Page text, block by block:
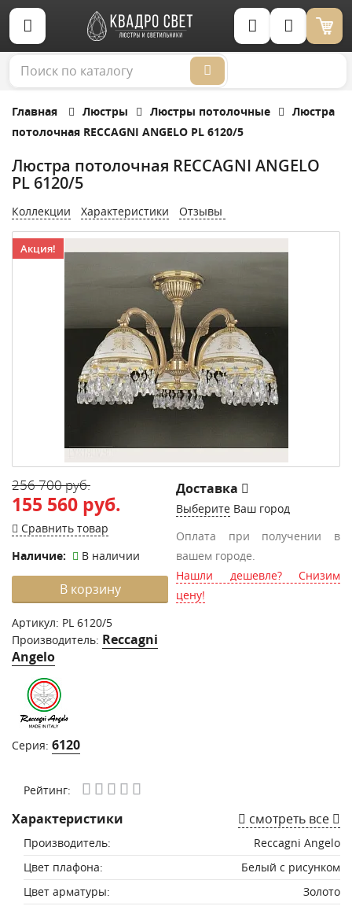
Корзина (0)
Главная Люстры Люстры потолочные
Люстра
потолочная RECCAGNI ANGELO PL 6120/5
Люстра потолочная RECCAGNI ANGELO
PL 6120/5
Коллекции Характеристики Отзывы
Акция!
256 700 руб.
155 560 руб.
Сравнить товар
Наличие:
В наличии
В корзину
Артикул: PL 6120/5
Производитель: Reccagni
Angelo
Серия: 6120
Доставка
Выберите Ваш город
Оплата при получении в
вашем городе.
Нашли дешевле? Снизим
цену!
Рейтинг:
Характеристики смотреть все
Производитель:
Reccagni Angelo
Цвет плафона:
Белый с рисунком
Цвет арматуры:
Золото